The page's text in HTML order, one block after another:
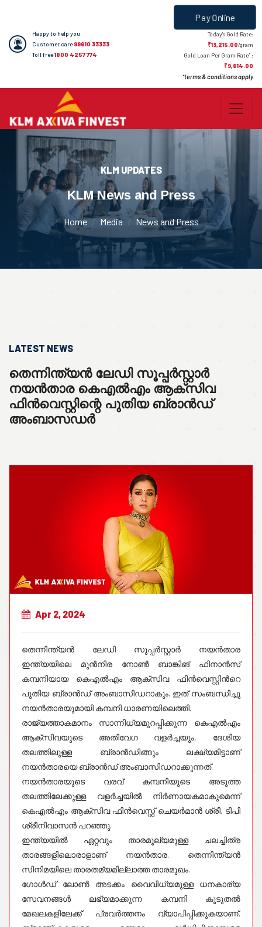
Happy to help you
Customer care99610 33333
Toll free1800 4257 774
Pay Online
Today's Gold Rate:
₹13,215.00/gram
Gold Loan Per Gram Rate*:
₹9,814.00
*terms & conditions apply
KLM UPDATES
KLM News and Press
Home Media News and Press
LATEST NEWS
തെന്നിന്ത്യൻ ലേഡി സൂപ്പർസ്റ്റാർ
നയൻതാര കെഎൽഎം ആക്സിവ
ഫിൻവെസ്റ്റിന്റെ പുതിയ ബ്രാൻഡ്
അംബാസഡർ
Apr 2, 2024
തെന്നിന്ത്യൻ ലേഡി സൂപ്പർസ്റ്റാർ നയൻതാര
ഇന്ത്യയിലെ മുൻനിര നോൺ ബാങ്കിങ് ഫിനാൻസ്
കമ്പനിയായ കെഎൽഎം ആക്സിവ ഫിൻവെസ്റ്റിൻറെ
പുതിയ ബ്രാൻഡ് അംബാസിഡറാകും. ഇത് സംബന്ധിച്ചു
നയൻതാരയുമായി കമ്പനി ധാരണയിലെത്തി.
രാജ്യത്താകമാനം സാന്നിധ്യമുറപ്പിക്കുന്ന കെഎൽഎം
ആക്സിവയുടെ അതിവേഗ വളർച്ചയും, ദേശിയ
തലത്തിലുള്ള ബ്രാൻഡിങ്ങും ലക്ഷ്യമിട്ടാണ്
നയൻതാരയെ ബ്രാൻഡ് അംബാസിഡറാക്കുന്നത്.
നയൻതാരയുടെ വരവ് കമ്പനിയുടെ അടുത്ത
തലത്തിലേക്കുള്ള വളർച്ചയിൽ നിർണായകമാകുമെന്ന്
കെഎൽഎം ആക്സിവ ഫിൻവെസ്റ്റ് ചെയർമാൻ ശ്രീ. ടിപി
ശ്രീനിവാസൻ പറഞ്ഞു.
ഇന്ത്യയിൽ ഏറ്റവും താരമൂല്യമുള്ള ചലച്ചിത്ര
താരങ്ങളിലൊരാളാണ് നയൻതാര. തെന്നിന്ത്യൻ
സിനിമയിലെ താരതമ്യമില്ലാത്ത താരമുഖം.
ഗോൾഡ് ലോൺ അടക്കം വൈവിധ്യമുള്ള ധനകാര്യ
സേവനങ്ങൾ ലഭ്യമാക്കുന്ന കമ്പനി കൂടുതൽ
മേഖലകളിലേക്ക് പ്രവർത്തനം വ്യാപിപ്പിക്കുകയാണ്.